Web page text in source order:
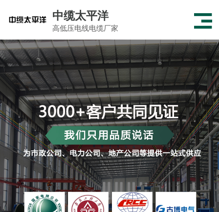
中缆太平洋
高低压电线电缆厂家